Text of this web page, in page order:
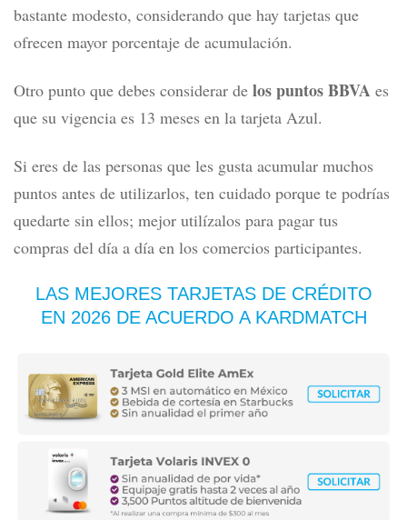
bastante modesto, considerando que hay tarjetas que
ofrecen mayor porcentaje de acumulación.
Otro punto que debes considerar de los puntos BBVA es
que su vigencia es 13 meses en la tarjeta Azul.
Si eres de las personas que les gusta acumular muchos
puntos antes de utilizarlos, ten cuidado porque te podrías
quedarte sin ellos; mejor utilízalos para pagar tus
compras del día a día en los comercios participantes.
LAS MEJORES TARJETAS DE CRÉDITO
EN 2026 DE ACUERDO A KARDMATCH